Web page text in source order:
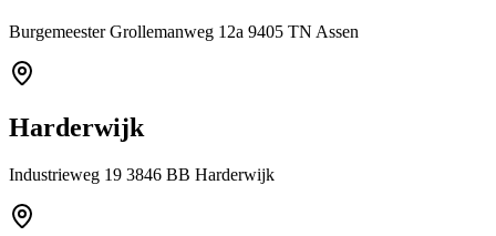
Burgemeester Grollemanweg 12a 9405 TN Assen
Harderwijk
Industrieweg 19 3846 BB Harderwijk